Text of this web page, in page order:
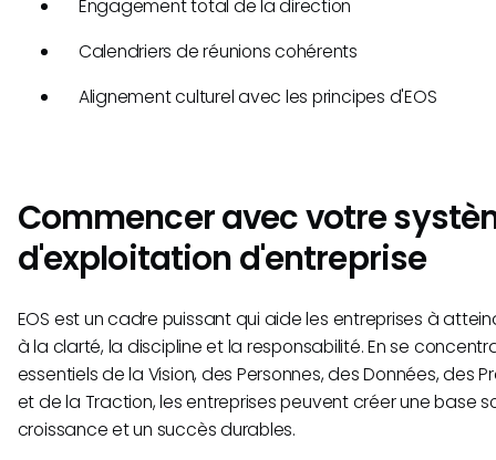
Engagement total de la direction
Calendriers de réunions cohérents
Alignement culturel avec les principes d'EOS
Commencer avec votre
d'exploitation d'entreprise
EOS est un cadre puissant qui aide les entreprises à
à la clarté, la discipline et la responsabilité. En se
essentiels de la Vision, des Personnes, des Données, des
et de la Traction, les entreprises peuvent créer une base
croissance et un succès durables.